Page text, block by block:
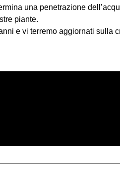
una penetrazione
piante.
e vi terremo aggiornati sulla